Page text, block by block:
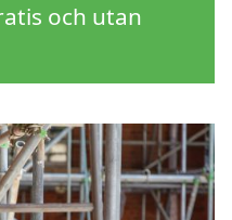
och utan